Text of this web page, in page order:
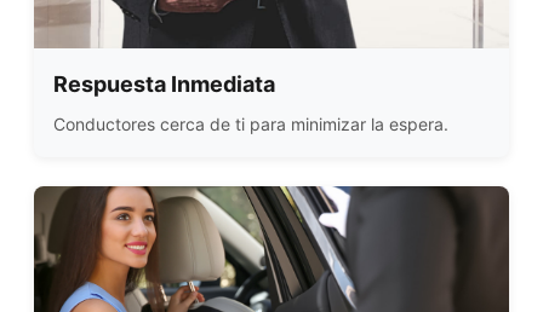
Respuesta Inmediata
Conductores cerca de ti para minimizar la espera.